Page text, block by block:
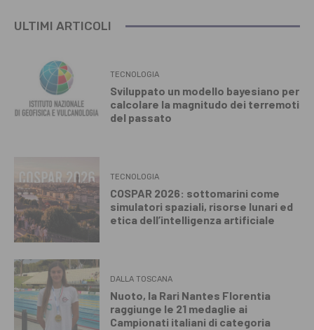
ULTIMI ARTICOLI
TECNOLOGIA
Sviluppato un modello bayesiano per
calcolare la magnitudo dei terremoti
del passato
TECNOLOGIA
COSPAR 2026: sottomarini come
simulatori spaziali, risorse lunari ed
etica dell’intelligenza artificiale
DALLA TOSCANA
Nuoto, la Rari Nantes Florentia
raggiunge le 21 medaglie ai
Campionati italiani di categoria